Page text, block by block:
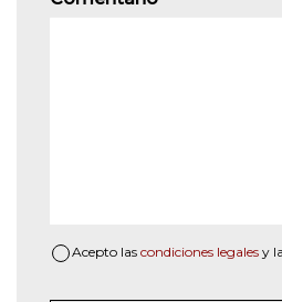
Acepto las condiciones legales y la